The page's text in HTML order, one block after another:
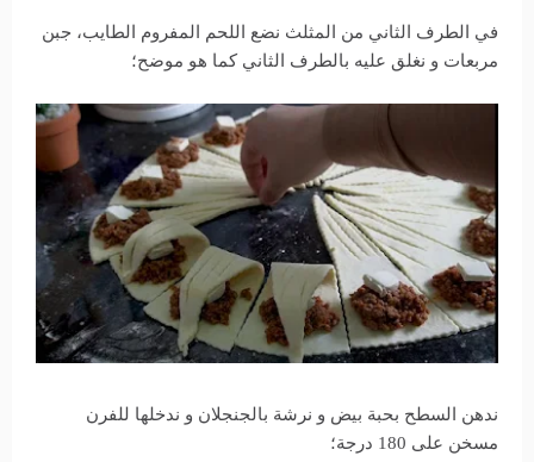
في الطرف الثاني من المثلث نضع اللحم المفروم الطايب، جبن
مربعات و نغلق عليه بالطرف الثاني كما هو موضح؛
ندهن السطح بحبة بيض و نرشة بالجنجلان و ندخلها للفرن
مسخن على 180 درجة؛